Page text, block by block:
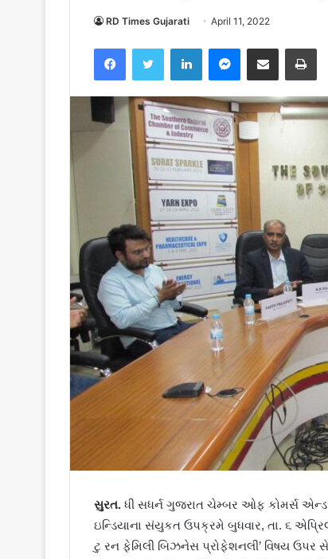
RD Times Gujarati April 11, 2022
સુરત. ધી સધર્ન ગુજરાત ચેમ્બર ઓફ કોમર્સ
ઇન્ડિયાના સંયુકત ઉપક્રમે બુધવાર, તા. ૬
ટુ રન ફેમિલી બિઝનેસ પ્રોફેશનલી’ વિષય